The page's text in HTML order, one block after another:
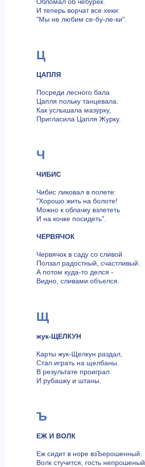
И теперь ворчат все хеки:
"Мы не любим се-бу-ле-ки".
Ц
ЦАПЛЯ
Посреди лесного бала
Цапля польку танцевала.
Как услышала мазурку,
Пригласила Цапля Журку.
Ч
ЧИБИС
Чибис ликовал в полете:
"Хорошо жить на болоте!
Можно к облачку взлететь
И на кочке посидеть".
ЧЕРВЯЧОК
Червячок в саду со сливой
Ползал радостный, счастливый.
А потом куда-то делся -
Видно, сливами объелся.
Щ
жук-ЩЕЛКУН
Карты жук-Щелкун раздал,
Стал играть на щелбаны.
В результате проиграл
И рубашку и штаны.
Ъ
ЕЖ И ВОЛК
Еж сидит в норе взЪерошенный.
Волк стучится, гость непрошеный.